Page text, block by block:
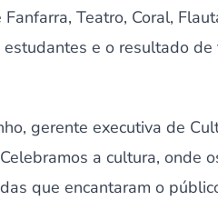
Teatro, Coral,
e o resultado
gerente executiva de
a cultura,
que encantaram o